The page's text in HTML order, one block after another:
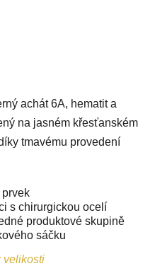
achát 6A, hematit a
na jasném křesťanském
tmavému provedení
prvek
s chirurgickou ocelí
produktové skupině
sáčku
velikosti